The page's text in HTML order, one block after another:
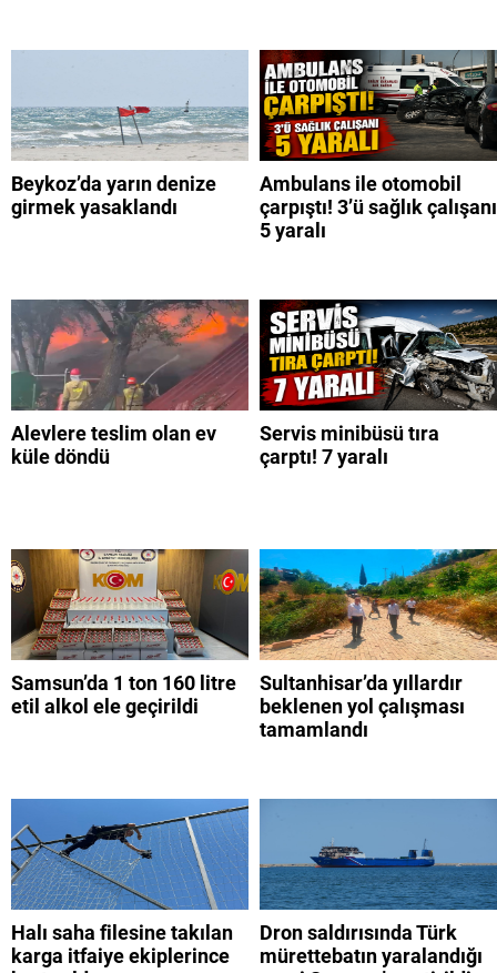
Beykoz’da yarın denize
girmek yasaklandı
Ambulans ile otomobil
çarpıştı! 3’ü sağlık çalışanı
5 yaralı
Alevlere teslim olan ev
küle döndü
Servis minibüsü tıra
çarptı! 7 yaralı
Samsun’da 1 ton 160 litre
etil alkol ele geçirildi
Sultanhisar’da yıllardır
beklenen yol çalışması
tamamlandı
Halı saha filesine takılan
karga itfaiye ekiplerince
Dron saldırısında Türk
mürettebatın yaralandığı